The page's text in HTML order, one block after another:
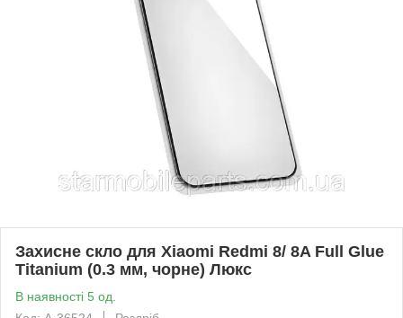
Захисне скло для Xiaomi Redmi 8/ 8A Full Glue
Titanium (0.3 мм, чорне) Люкс
В наявності 5 од.